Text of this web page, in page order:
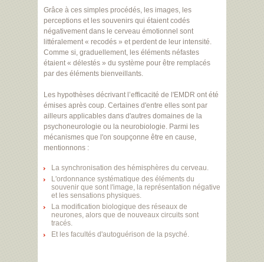
Grâce à ces simples procédés, les images, les
perceptions et les souvenirs qui étaient codés
négativement dans le cerveau émotionnel sont
littéralement « recodés » et perdent de leur intensité.
Comme si, graduellement, les éléments néfastes
étaient « délestés » du système pour être remplacés
par des éléments bienveillants.
Les hypothèses décrivant l’efficacité de l'EMDR ont été
émises après coup. Certaines d'entre elles sont par
ailleurs applicables dans d'autres domaines de la
psychoneurologie ou la neurobiologie. Parmi les
mécanismes que l'on soupçonne être en cause,
mentionnons :
La synchronisation des hémisphères du cerveau.
L'ordonnance systématique des éléments du
souvenir que sont l'image, la représentation négative
et les sensations physiques.
La modification biologique des réseaux de
neurones, alors que de nouveaux circuits sont
tracés.
Et les facultés d'autoguérison de la psyché.